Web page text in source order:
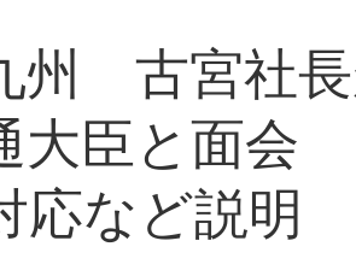
州 古宮社
大臣と面会
応など説明